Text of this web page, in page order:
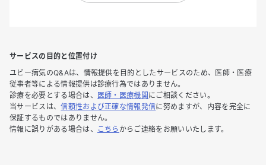
サービスの目的と位置付け
ユビー病気のQ&Aは、情報提供を目的としたサービスのため、医師・医療
従事者等による情報提供は診療行為ではありません。
診療を必要とする場合は、
医師・医療機関 にご相談ください。
当サービスは、信頼性および正確な情報発信に努めますが、内容を完全に
保証するものではありません。
情報に誤りがある場合は、
こちら からご連絡をお願いいたします。